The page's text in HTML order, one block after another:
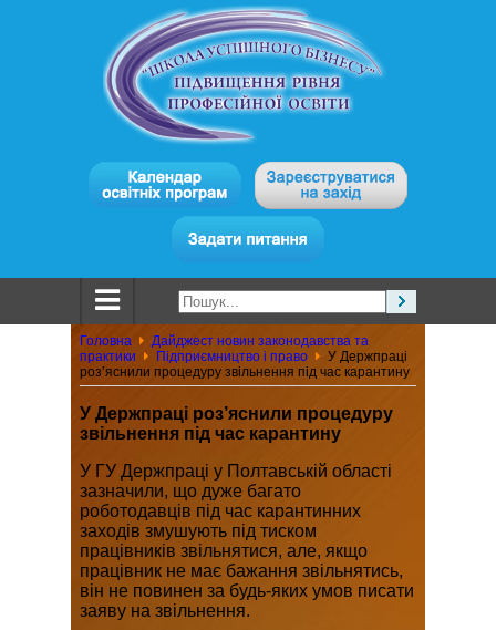
Головна
Дайджест новин законодавства та
практики
Підприємництво і право
У Держпраці
роз’яснили процедуру звільнення під час карантину
У Держпраці роз’яснили процедуру
звільнення під час карантину
У ГУ Держпраці у Полтавській області
зазначили, що дуже багато
роботодавців під час карантинних
заходів змушують під тиском
працівників звільнятися, але, якщо
працівник не має бажання звільнятись,
він не повинен за будь-яких умов писати
заяву на звільнення.